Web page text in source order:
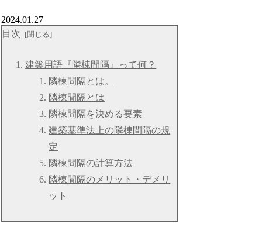
2024.01.27
目次
建築用語『隣棟間隔』って何？
隣棟間隔とは。
隣棟間隔とは
隣棟間隔を決める要素
建築基準法上の隣棟間隔の規
定
隣棟間隔の計算方法
隣棟間隔のメリット・デメリ
ット